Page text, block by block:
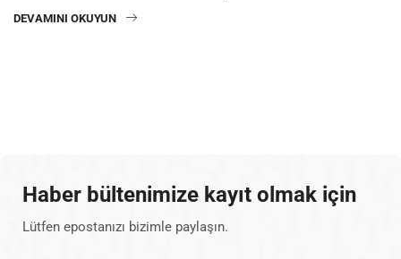
DEVAMINI OKUYUN
Haber bültenimize kayıt olmak için
Lütfen epostanızı bizimle paylaşın.